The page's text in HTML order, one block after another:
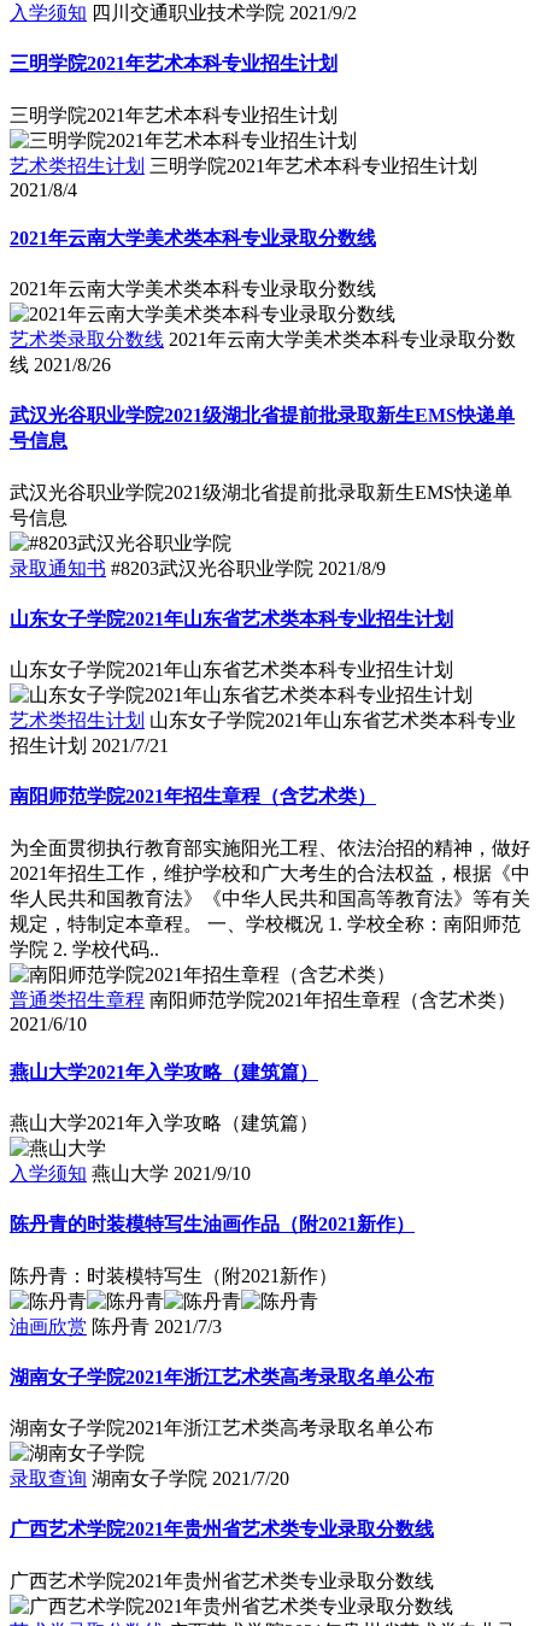
入学须知 四川交通职业技术学院 2021/9/2
三明学院2021年艺术本科专业招生计划
三明学院2021年艺术本科专业招生计划
艺术类招生计划 三明学院2021年艺术本科专业招生计划
2021/8/4
2021年云南大学美术类本科专业录取分数线
2021年云南大学美术类本科专业录取分数线
艺术类录取分数线 2021年云南大学美术类本科专业录取分数
线 2021/8/26
​武汉光谷职业学院2021级湖北省提前批录取新生EMS快递单
号信息
​武汉光谷职业学院2021级湖北省提前批录取新生EMS快递单
号信息
录取通知书 #8203武汉光谷职业学院 2021/8/9
山东女子学院2021年山东省艺术类本科专业招生计划
山东女子学院2021年山东省艺术类本科专业招生计划
艺术类招生计划 山东女子学院2021年山东省艺术类本科专业
招生计划 2021/7/21
南阳师范学院2021年招生章程（含艺术类）
为全面贯彻执行教育部实施阳光工程、依法治招的精神，做好
2021年招生工作，维护学校和广大考生的合法权益，根据《中
华人民共和国教育法》《中华人民共和国高等教育法》等有关
规定，特制定本章程。 一、学校概况 1. 学校全称：南阳师范
学院 2. 学校代码..
普通类招生章程 南阳师范学院2021年招生章程（含艺术类）
2021/6/10
燕山大学2021年入学攻略（建筑篇）
燕山大学2021年入学攻略（建筑篇）
入学须知 燕山大学 2021/9/10
陈丹青的时装模特写生油画作品（附2021新作）
陈丹青：时装模特写生（附2021新作）
油画欣赏 陈丹青 2021/7/3
湖南女子学院2021年浙江艺术类高考录取名单公布
湖南女子学院2021年浙江艺术类高考录取名单公布
录取查询 湖南女子学院 2021/7/20
广西艺术学院2021年贵州省艺术类专业录取分数线
广西艺术学院2021年贵州省艺术类专业录取分数线